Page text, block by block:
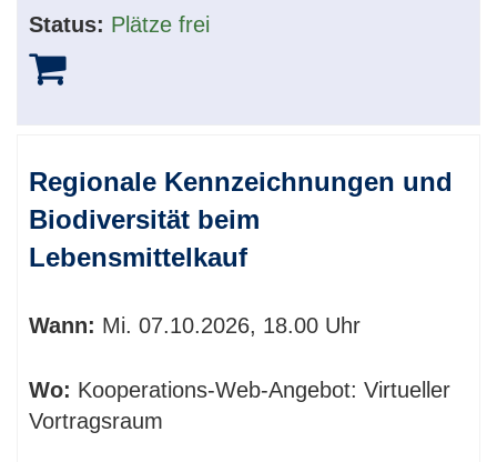
Status: Plätze frei
Regionale Kennzeichnungen und
Biodiversität beim
Lebensmittelkauf
Wann: Mi. 07.10.2026, 18.00 Uhr
Wo: Kooperations-Web-Angebot: Virtueller
Vortragsraum